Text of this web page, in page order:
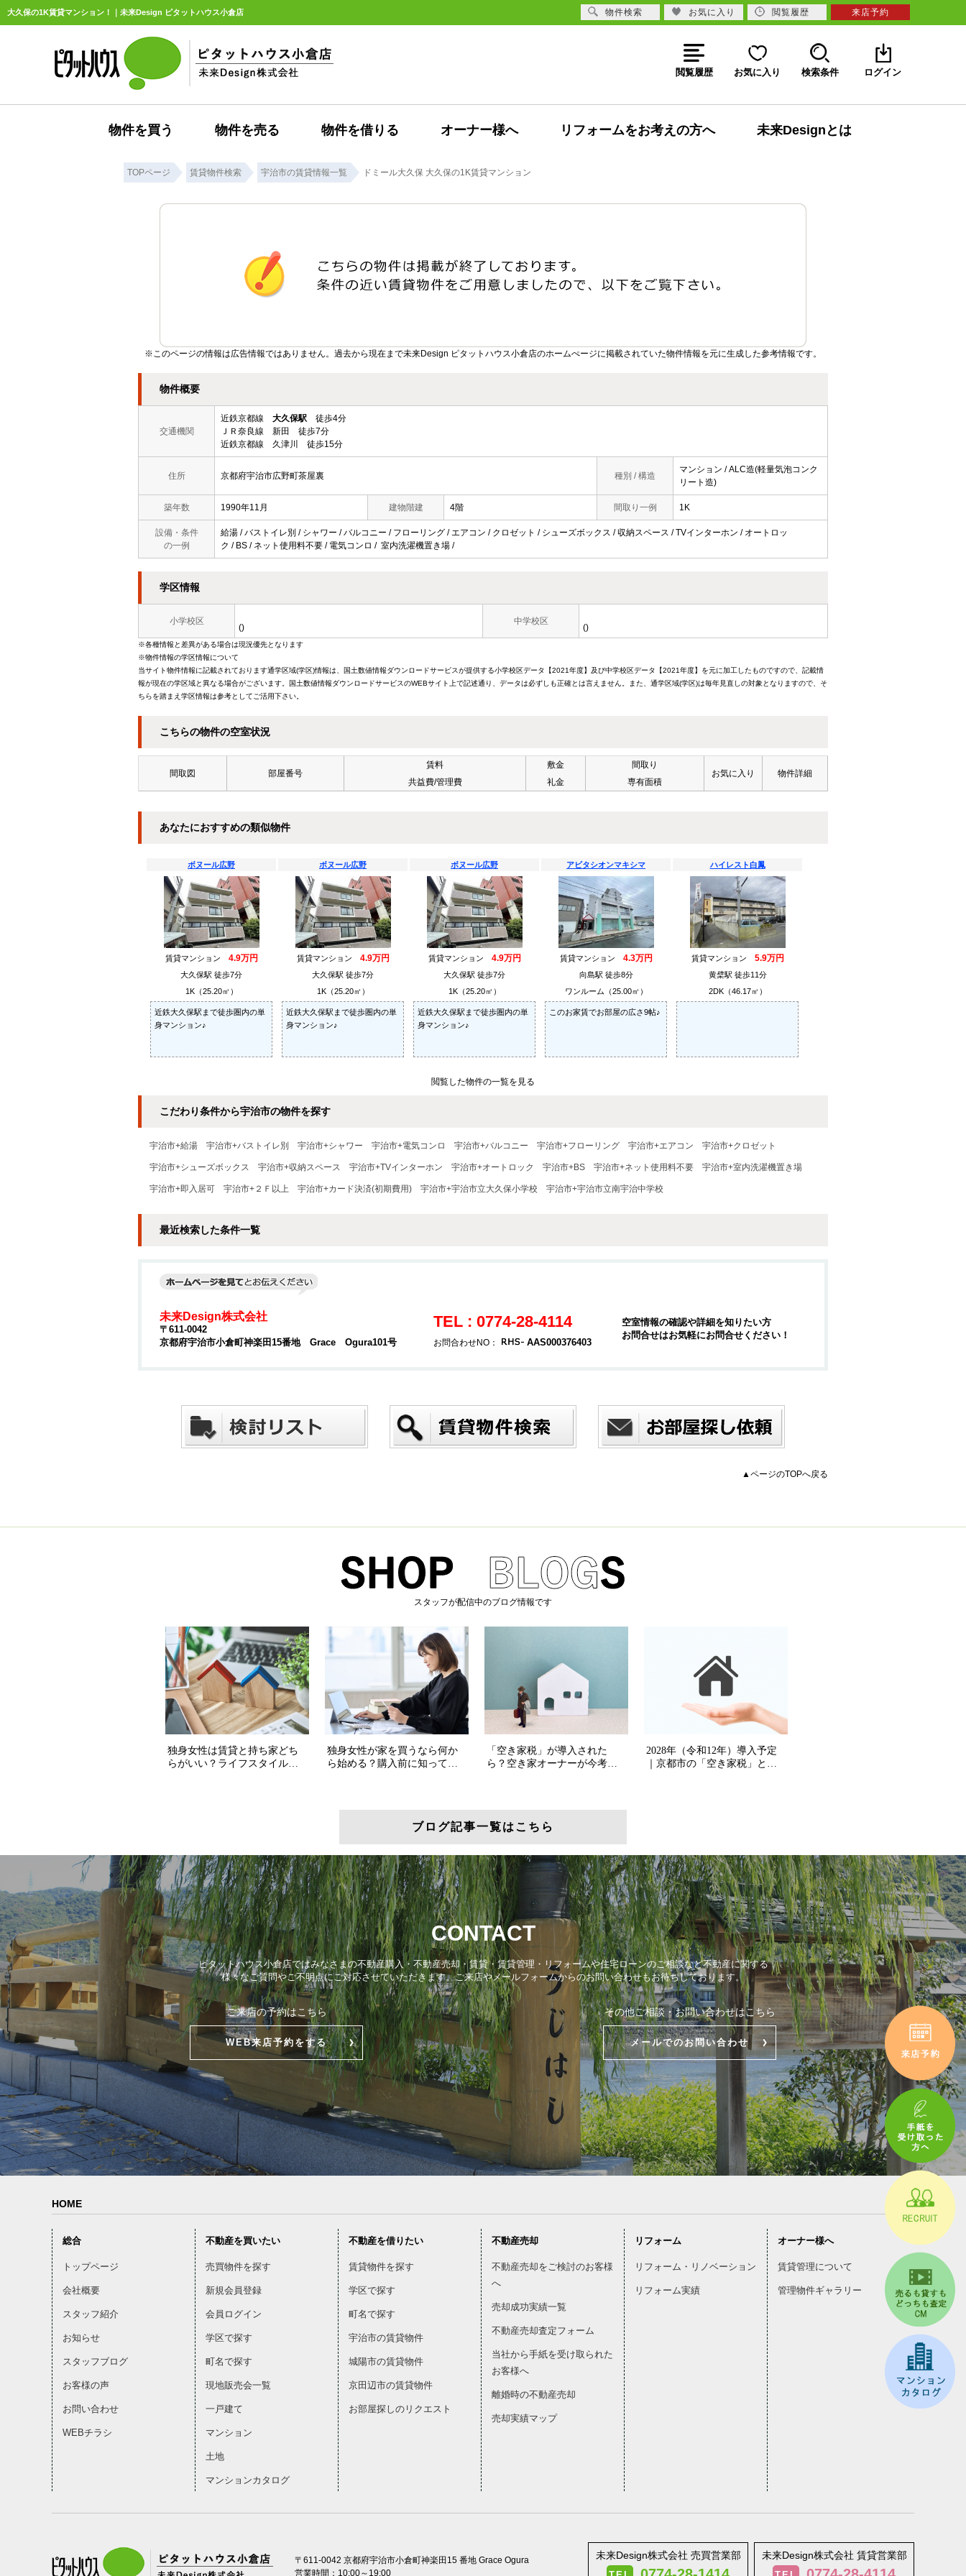
大久保の1K賃貸マンション！｜未来Design ピタットハウス小倉店
閲覧履歴 お気に入り 検索条件 ログイン
物件を買う 物件を売る 物件を借りる オーナー様へ リフォームをお考えの方へ 未来Designとは
TOPページ 賃貸物件検索 宇治市の賃貸情報一覧 ドミール大久保 大久保の1K賃貸マンション
※このページの情報は広告情報ではありません。過去から現在まで未来Design ピタットハウス小倉店のホームぺージに掲載されていた物件情報を元に生成した参考情報です。
物件概要
交通機関
近鉄京都線 大久保駅 徒歩4分
ＪＲ奈良線 新田 徒歩7分
近鉄京都線 久津川 徒歩15分
住所 京都府宇治市広野町茶屋裏 種別 / 構造
マンション / ALC造(軽量気泡コンク
リート造)
築年数 1990年11月 建物階建 4階 間取り一例 1K
設備・条件
の一例
給湯 / バストイレ別 / シャワー / バルコニー / フローリング / エアコン / クロゼット / シューズボックス / 収納スペース / TVインターホン / オートロッ
ク / BS / ネット使用料不要 / 電気コンロ / 室内洗濯機置き場 /
学区情報
小学校区
()
中学校区
()
※各種情報と差異がある場合は現況優先となります
※物件情報の学区情報について
当サイト物件情報に記載されております通学区域(学区)情報は、国土数値情報ダウンロードサービスが提供する小学校区データ【2021年度】及び中学校区データ【2021年度】を元に加工したものですので、記載情
報が現在の学区域と異なる場合がございます。国土数値情報ダウンロードサービスのWEBサイト上で記述通り、データは必ずしも正確とは言えません。また、通学区域(学区)は毎年見直しの対象となりますので、そ
ちらを踏まえ学区情報は参考としてご活用下さい。
こちらの物件の空室状況
間取図 部屋番号
賃料
共益費/管理費
敷金
礼金
間取り
専有面積
お気に入り 物件詳細
あなたにおすすめの類似物件
ボヌール広野
賃貸マンション 4.9万円
大久保駅 徒歩7分
1K（25.20㎡）
近鉄大久保駅まで徒歩圏内の単
身マンション♪
ボヌール広野
賃貸マンション 4.9万円
大久保駅 徒歩7分
1K（25.20㎡）
近鉄大久保駅まで徒歩圏内の単
身マンション♪
ボヌール広野
賃貸マンション 4.9万円
大久保駅 徒歩7分
1K（25.20㎡）
近鉄大久保駅まで徒歩圏内の単
身マンション♪
アビタシオンマキシマ
賃貸マンション 4.3万円
向島駅 徒歩8分
ワンルーム（25.00㎡）
このお家賃でお部屋の広さ9帖♪
ハイレスト白鳳
賃貸マンション 5.9万円
黄檗駅 徒歩11分
2DK（46.17㎡）
閲覧した物件の一覧を見る
こだわり条件から宇治市の物件を探す
宇治市+給湯 宇治市+バストイレ別 宇治市+シャワー 宇治市+電気コンロ 宇治市+バルコニー 宇治市+フローリング 宇治市+エアコン 宇治市+クロゼット
宇治市+シューズボックス 宇治市+収納スペース 宇治市+TVインターホン 宇治市+オートロック 宇治市+BS 宇治市+ネット使用料不要 宇治市+室内洗濯機置き場
宇治市+即入居可 宇治市+２Ｆ以上 宇治市+カード決済(初期費用) 宇治市+宇治市立大久保小学校 宇治市+宇治市立南宇治中学校
最近検索した条件一覧
未来Design株式会社
〒611-0042
京都府宇治市小倉町神楽田15番地 Grace Ogura101号
TEL : 0774-28-4114
お問合わせNO： AAS000376403
空室情報の確認や詳細を知りたい方
お問合せはお気軽にお問合せください！
▲ページのTOPへ戻る
スタッフが配信中のブログ情報です
ブログ記事一覧はこちら
CONTACT
ピタットハウス小倉店ではみなさまの不動産購入・不動産売却・賃貸・賃貸管理・リフォームや住宅ローンのご相談など不動産に関する
様々なご質問やご不明点にご対応させていただきます。ご来店やメールフォームからのお問い合わせもお待ちしております。
ご来店の予約はこちら
WEB来店予約をする
その他ご相談・お問い合わせはこちら
メールでのお問い合わせ
HOME
総合
トップページ
会社概要
スタッフ紹介
お知らせ
スタッフブログ
お客様の声
お問い合わせ
WEBチラシ
不動産を買いたい
売買物件を探す
新規会員登録
会員ログイン
学区で探す
町名で探す
現地販売会一覧
一戸建て
マンション
土地
マンションカタログ
不動産を借りたい
賃貸物件を探す
学区で探す
町名で探す
宇治市の賃貸物件
城陽市の賃貸物件
京田辺市の賃貸物件
お部屋探しのリクエスト
不動産売却
不動産売却をご検討のお客様
へ
売却成功実績一覧
不動産売却査定フォーム
当社から手紙を受け取られた
お客様へ
離婚時の不動産売却
売却実績マップ
リフォーム
リフォーム・リノベーション
リフォーム実績
オーナー様へ
賃貸管理について
管理物件ギャラリー
〒611-0042 京都府宇治市小倉町神楽田15 番地 Grace Ogura
営業時間：10:00～19:00
未来Design株式会社 売買営業部 未来Design株式会社 賃貸営業部
物件検索 お気に入り 閲覧履歴 来店予約